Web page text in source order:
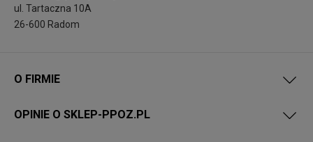
ul. Tartaczna 10A
26-600 Radom
O FIRMIE
OPINIE O SKLEP-PPOZ.PL